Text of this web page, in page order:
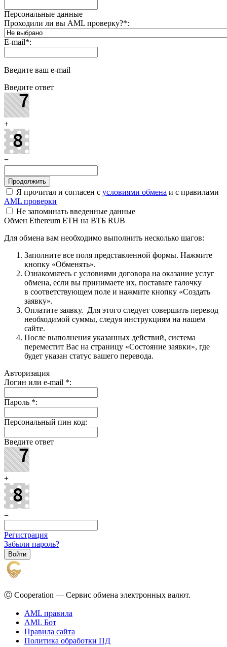
Персональные данные
Проходили ли вы AML проверку?*:
E-mail*:
Введите ваш e-mail
Введите ответ
+
=
Я прочитал и согласен с условиями обмена и с правилами
AML проверки
Не запоминать введенные данные
Обмен Ethereum ETH на ВТБ RUB
Для обмена вам необходимо выполнить несколько шагов:
Заполните все поля представленной формы. Нажмите
кнопку «Обменять».
Ознакомьтесь с условиями договора на оказание услуг
обмена, если вы принимаете их, поставьте галочку
в соответствующем поле и нажмите кнопку «Создать
заявку».
Оплатите заявку. Для этого следует совершить перевод
необходимой суммы, следуя инструкциям на нашем
сайте.
После выполнения указанных действий, система
переместит Вас на страницу «Состояние заявки», где
будет указан статус вашего перевода.
Авторизация
Логин или e-mail *:
Пароль *:
Персональный пин код:
Введите ответ
+
=
Регистрация
Забыли пароль?
Ⓒ Cooperation — Сервис обмена электронных валют.
AML правила
AML Бот
Правила сайта
Политика обработки ПД